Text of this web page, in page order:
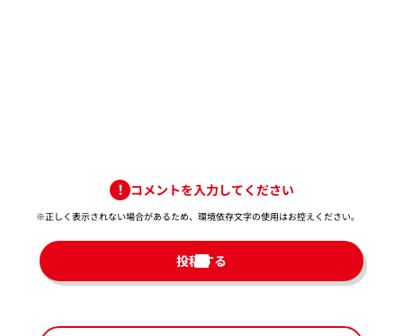
コメントを入力してください
※正しく表示されない場合があるため、環境依存文字の使用はお控えください。​
投稿する